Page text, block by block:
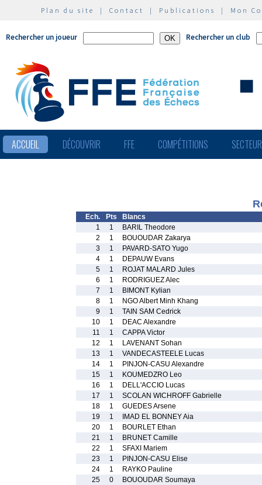
Plan du site | Contact | Publications | Mon
Rechercher un joueur Rechercher un club
ACCUEIL DÉCOUVRIR FFE COMPÉTITIONS
Ech. Pts
Blancs
1
1
BARIL Theodore
2
1
BOUOUDAR Zakarya
3
1
PAVARD-SATO Yugo
4
1
DEPAUW Evans
5
1
ROJAT MALARD Jules
6
1
RODRIGUEZ Alec
7
1
BIMONT Kylian
8
1
NGO Albert Minh Khang
9
1
TAIN SAM Cedrick
10
1
DEAC Alexandre
11
1
CAPPA Victor
12
1
LAVENANT Sohan
13
1
VANDECASTEELE Lucas
14
1
PINJON-CASU Alexandre
15
1
KOUMEDZRO Leo
16
1
DELL'ACCIO Lucas
17
1
SCOLAN WICHROFF Gabrielle
18
1
GUEDES Arsene
19
1
IMAD EL BONNEY Aia
20
1
BOURLET Ethan
21
1
BRUNET Camille
22
1
SFAXI Mariem
23
1
PINJON-CASU Elise
24
1
RAYKO Pauline
25
0
BOUOUDAR Soumaya